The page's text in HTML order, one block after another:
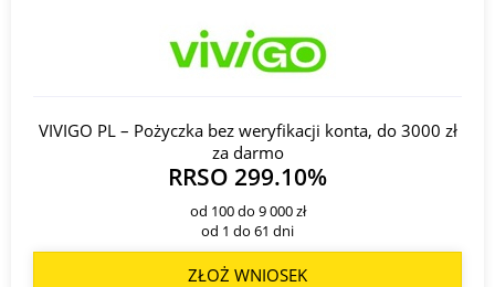
VIVIGO PL – Pożyczka bez weryfikacji konta, do 3000 zł
za darmo
RRSO 299.10%
od 100 do 9 000 zł
od 1 do 61 dni
ZŁOŻ WNIOSEK